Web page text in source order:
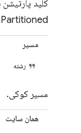
کلید
Partitioned.
مسیر
رشته
مسیر کوکی.
همان سایت